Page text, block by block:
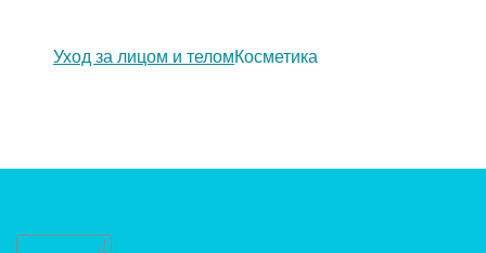
Уход за лицом и теломКосметика